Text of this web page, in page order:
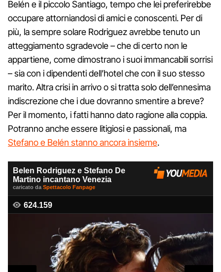
Belén e il piccolo Santiago, tempo che lei preferirebbe
occupare attorniandosi di amici e conoscenti. Per di
più, la sempre solare Rodriguez avrebbe tenuto un
atteggiamento sgradevole – che di certo non le
appartiene, come dimostrano i suoi immancabili sorrisi
– sia con i dipendenti dell’hotel che con il suo stesso
marito. Altra crisi in arrivo o si tratta solo dell’ennesima
indiscrezione che i due dovranno smentire a breve?
Per il momento, i fatti hanno dato ragione alla coppia.
Potranno anche essere litigiosi e passionali, ma
Stefano e Belén stanno ancora insieme.